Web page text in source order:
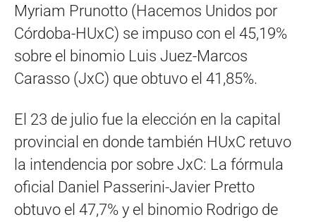
Myriam Prunotto (Hacemos Unidos por
Córdoba-HUxC) se impuso con el 45,19%
sobre el binomio Luis Juez-Marcos
Carasso (JxC) que obtuvo el 41,85%.
El 23 de julio fue la elección en la capital
provincial en donde también HUxC retuvo
la intendencia por sobre JxC: La fórmula
oficial Daniel Passerini-Javier Pretto
obtuvo el 47,7% y el binomio Rodrigo de